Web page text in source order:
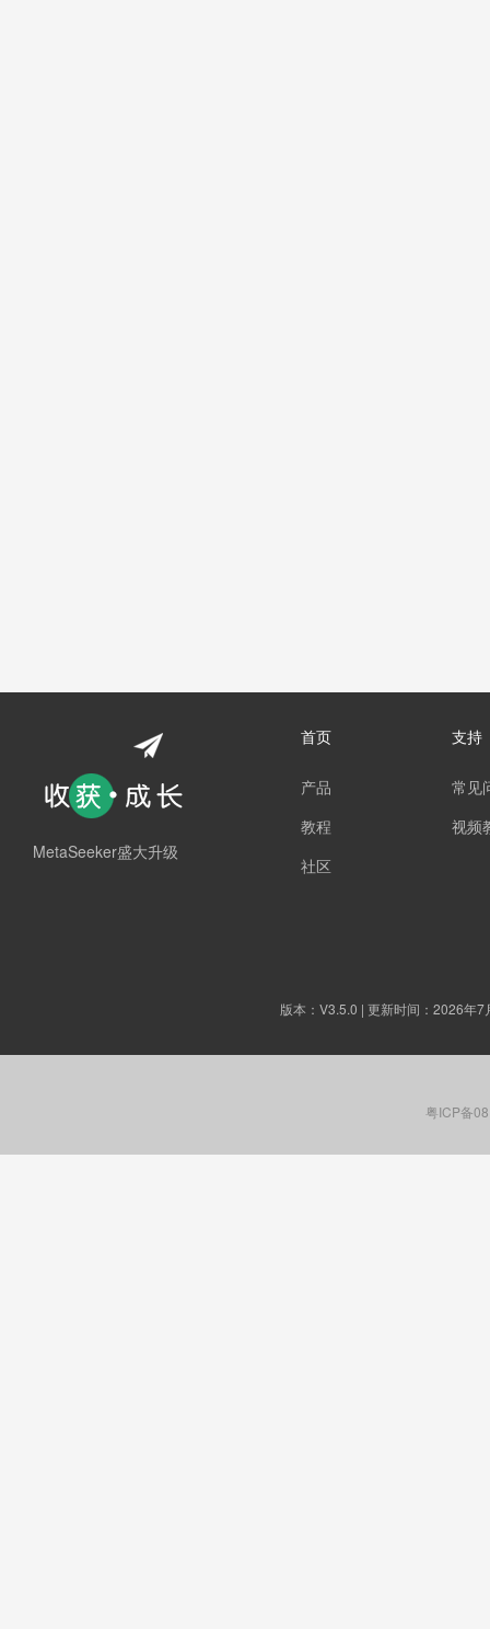
MetaSeeker盛大升级
首页
产品
教程
社区
支持
常见
视频
版本： V3.5.0 | 更新时间：2026年
粤ICP备